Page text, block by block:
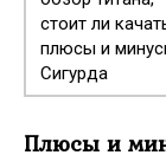
Плюсы и